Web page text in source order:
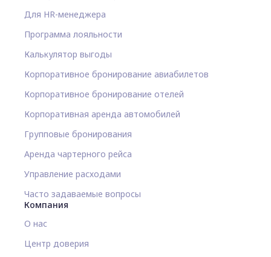
Для HR-менеджера
Программа лояльности
Калькулятор выгоды
Корпоративное бронирование авиабилетов
Корпоративное бронирование отелей
Корпоративная аренда автомобилей
Групповые бронирования
Аренда чартерного рейса
Управление расходами
Часто задаваемые вопросы
Компания
О нас
Центр доверия